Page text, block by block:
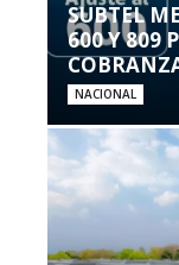
SUBTEL
600 Y 809
NACIONAL